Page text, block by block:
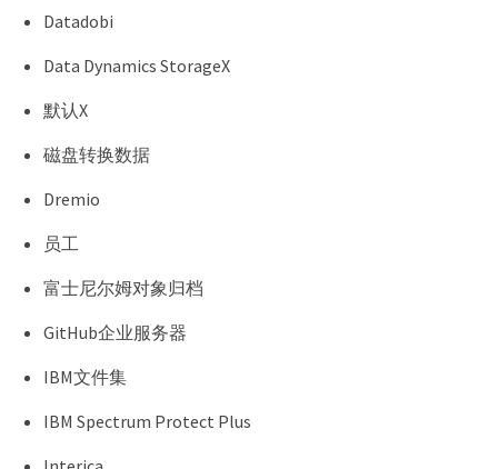
Datadobi
Data Dynamics StorageX
默认X
磁盘转换数据
Dremio
员工
富士尼尔姆对象归档
GitHub企业服务器
IBM文件集
IBM Spectrum Protect Plus